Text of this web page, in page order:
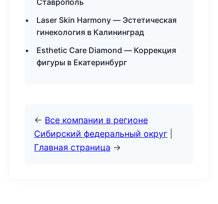
Ставрополь
Laser Skin Harmony — Эстетическая
гинекология в Калининград
Esthetic Care Diamond — Коррекция
фигуры в Екатеринбург
← Все компании в регионе
Сибирский федеральный округ
Главная страница →